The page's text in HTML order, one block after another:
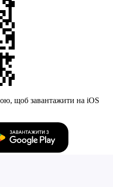
щоб завантажити на iOS